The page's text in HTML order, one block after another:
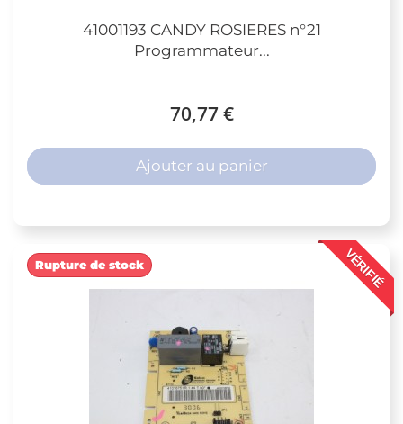
41001193 CANDY ROSIERES n°21
Programmateur...
70,77 €
Ajouter au panier
VÉRIFIÉ
Rupture de stock